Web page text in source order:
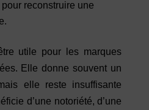
reconstruire une
utile pour les marques
Elle donne souvent un
elle reste insuffisante
d’une notoriété, d’une